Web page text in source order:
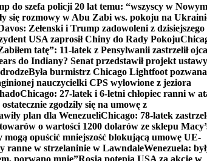
do szefa policji 20 lat temu: “wszyscy w
się rozmowy w Abu Zabi ws. pokoju na
Zełenski i Trump zadowoleni z dzisiejszego
USA zaprosił Chiny do Rady Pokoju
tatę”: 11-latek z Pensylwanii zastrzelił
do Indiany? Senat przedstawił projekt ustawy
Była burmistrz Chicago Lightfoot
nauczycielki CPS wyłowione z jeziora
Chicago: 27-latek i 6-letni chłopiec ranni w
zgodziły się na umowę z
plan dla WenezueliChicago: 78-latek
o wartości 1200 dolarów ze sklepu
mogą opuścić mniejszość blokującą umowę UE-
ranne w strzelaninie w LawndaleWenezuela:
porwano mnie”Rosja potępia USA za akcję w